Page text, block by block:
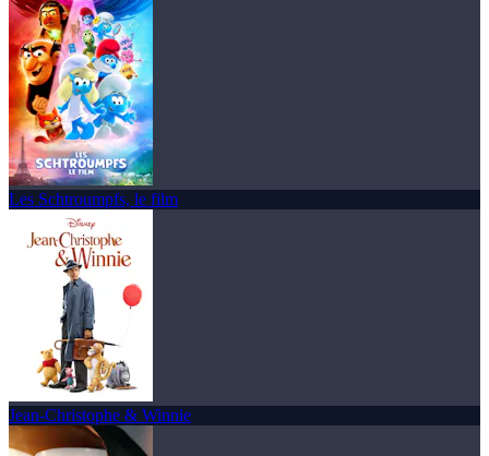
Les Schtroumpfs, le film
Jean-Christophe & Winnie